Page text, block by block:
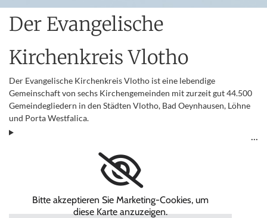
Der Evangelische
Kirchenkreis Vlotho
Der Evangelische Kirchenkreis Vlotho ist eine lebendige
Gemeinschaft von sechs Kirchengemeinden mit zurzeit gut 44.500
Gemeindegliedern in den Städten Vlotho, Bad Oeynhausen, Löhne
und Porta Westfalica.
Bitte akzeptieren Sie Marketing-Cookies, um
diese Karte anzuzeigen.